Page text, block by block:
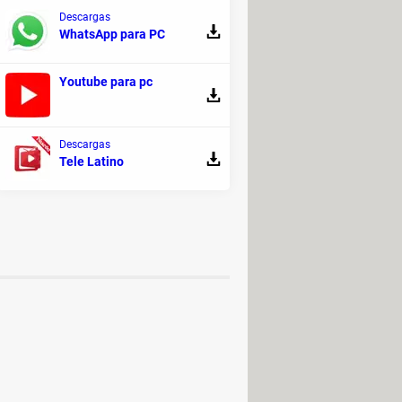
USB para que ambos
vincular a tu dispositivo principal
para PC, Mac, Android (APK)
Descargas
WhatsApp para PC
Youtube para pc
Descargas
Tele Latino